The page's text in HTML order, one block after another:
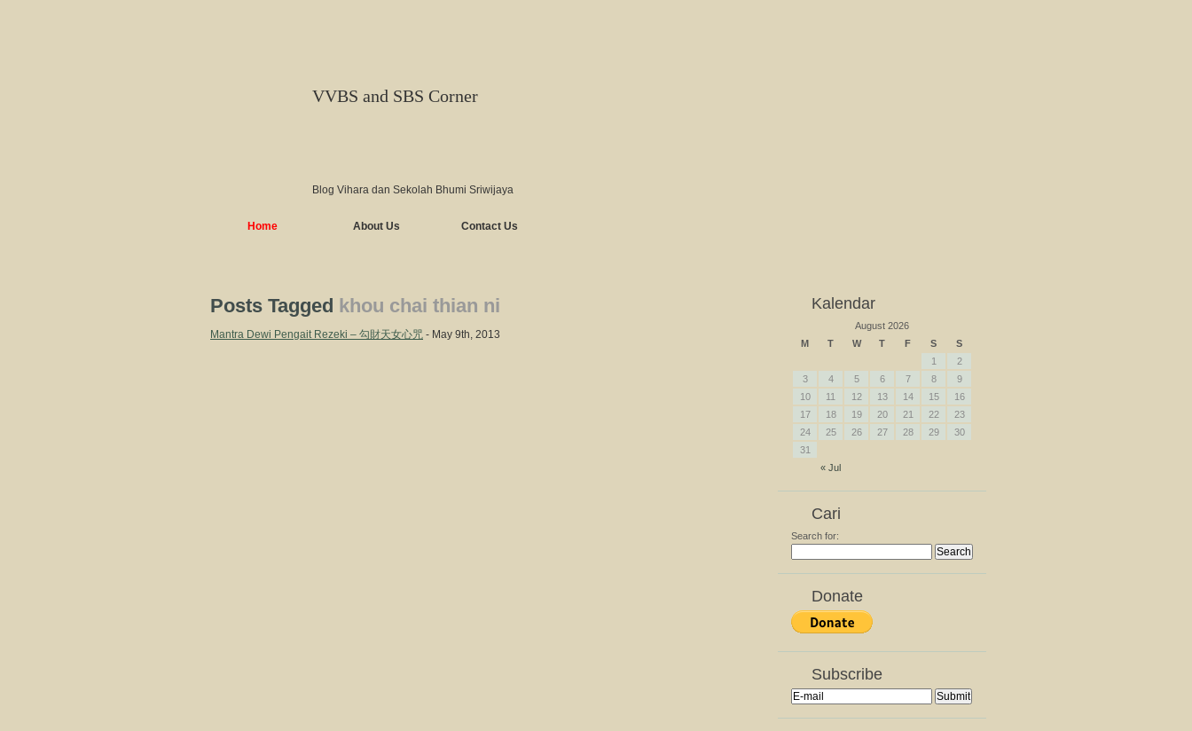
VVBS and SBS Corner
Blog Vihara dan Sekolah Bhumi Sriwijaya
Home About Us Contact Us
Posts Tagged khou chai thian ni
Mantra Dewi Pengait Rezeki – 勾財天女心咒 - May 9th, 2013
Kalendar
August 2026
M
T W T F S S
« Jul
1
2
3
4 5 6 7 8
9
10
11 12 13 14 15
16
17
18 19 20 21 22
23
24
25 26 27 28 29
30
31
Cari
Search for:
Donate
Subscribe